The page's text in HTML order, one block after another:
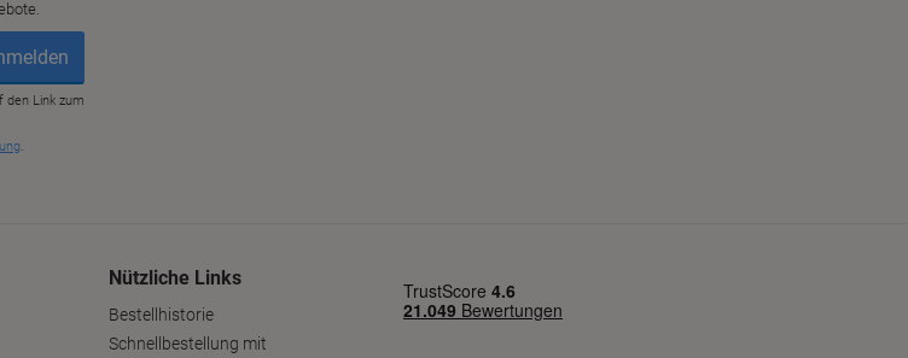
Nützliche Links
Bestellhistorie
Schnellbestellung mit